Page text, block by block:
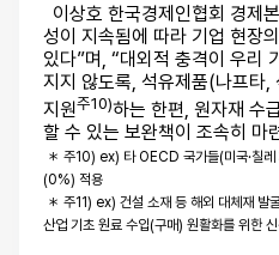
이상호 한국경제인협회 경제
성이 지속됨에 따라 기업 현장
있다”며, “대외적 충격이 우리
지지 않도록, 석유제품(나프타,
지원주10)하는 한편, 원자재 수
할 수 있는 보완책이 조속히 마
＊ 주10) ex) 타 OECD 국가들(미국·칠레
(0%) 적용
＊ 주11) ex) 건설 소재 등 해외 대체재 발
산업 기초 원료 수입(구매) 원활화를 위한